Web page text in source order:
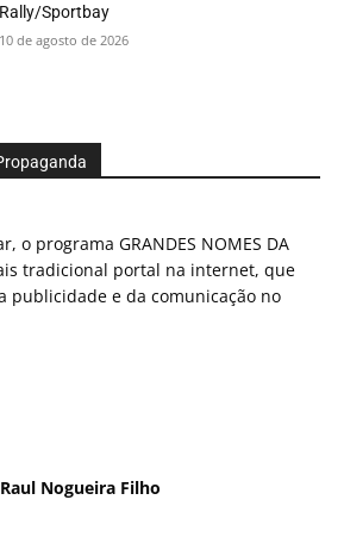
Rally/Sportbay
10 de agosto de 2026
o programa GRANDES NOMES DA
tradicional portal na internet, que
publicidade e da comunicação no
Raul Nogueira Filho